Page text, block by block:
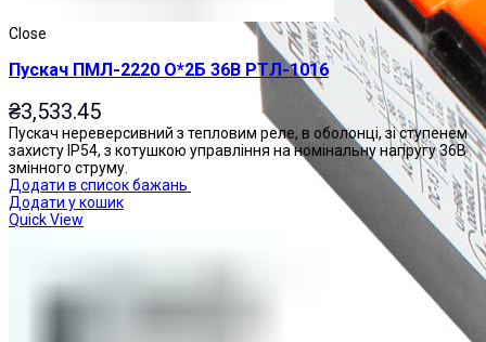
Close
Пускач ПМЛ-2220 О*2Б 36В РТЛ-1016
₴3,533.45
Пускач нереверсивний з тепловим реле, в оболонці, зі ступенем
захисту IP54, з котушкою управління на номінальну напругу 36В
змінного струму.
Додати в список бажань
Додати у кошик
Quick View